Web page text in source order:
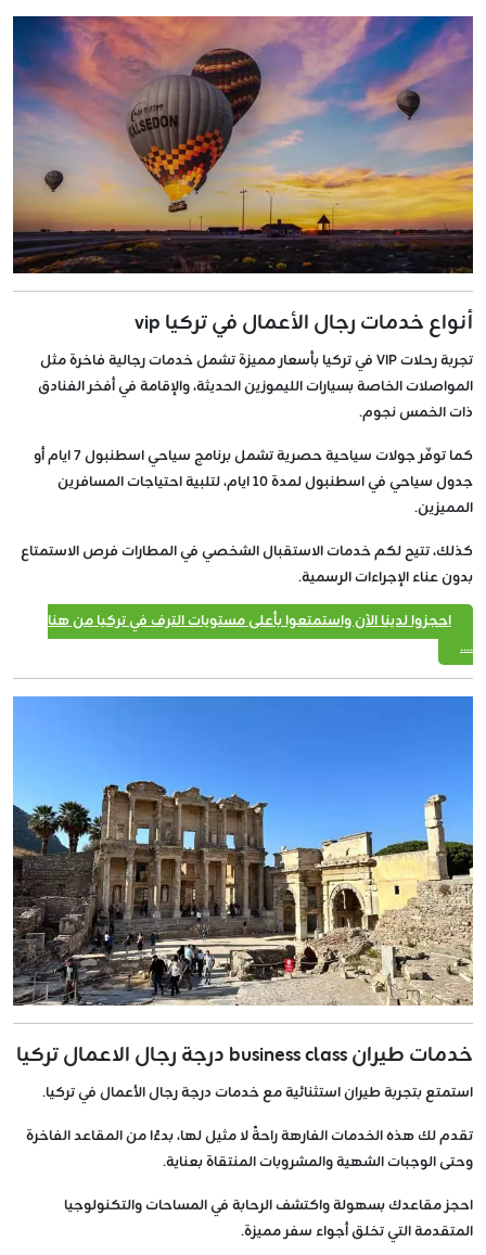
أنواع خدمات رجال الأعمال في تركيا vip
تجربة رحلات VIP في تركيا بأسعار مميزة تشمل خدمات رجالية فاخرة مثل
المواصلات الخاصة بسيارات الليموزين الحديثة، والإقامة في أفخر الفنادق
ذات الخمس نجوم.
كما توفّر جولات سياحية حصرية تشمل برنامج سياحي اسطنبول 7 ايام أو
جدول سياحي في اسطنبول لمدة 10 ايام، لتلبية احتياجات المسافرين
المميزين.
كذلك، تتيح لكم خدمات الاستقبال الشخصي في المطارات فرص الاستمتاع
بدون عناء الإجراءات الرسمية.
احجزوا لدينا الآن واستمتعوا بأعلى مستويات الترف في تركيا من هنا
....
خدمات طيران business class درجة رجال الاعمال تركيا
استمتع بتجربة طيران استثنائية مع خدمات درجة رجال الأعمال في تركيا.
تقدم لك هذه الخدمات الفارهة راحةً لا مثيل لها، بدءًا من المقاعد الفاخرة
وحتى الوجبات الشهية والمشروبات المنتقاة بعناية.
احجز مقاعدك بسهولة واكتشف الرحابة في المساحات والتكنولوجيا
المتقدمة التي تخلق أجواء سفر مميزة.